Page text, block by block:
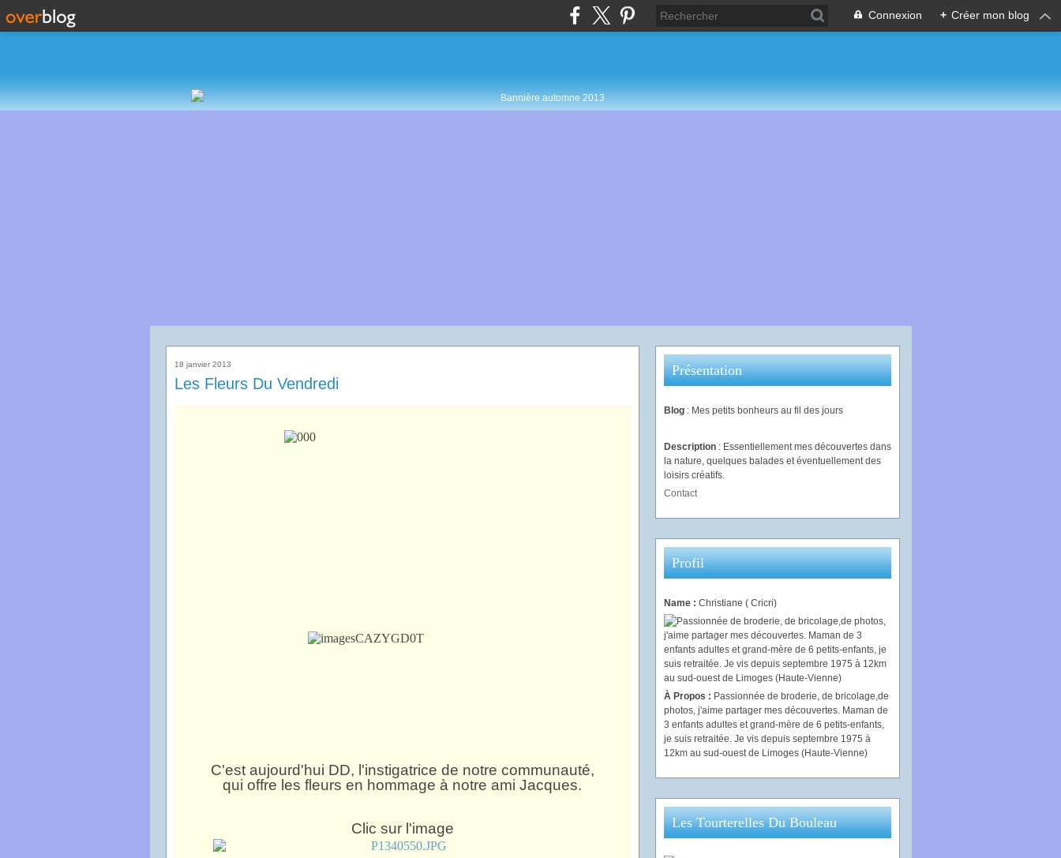
Connexion + Créer mon blog
18 janvier 2013
Les Fleurs Du Vendredi
C'est aujourd'hui DD, l'instigatrice de notre communauté,
qui offre les fleurs en hommage à notre ami Jacques.
Clic sur l'image
Présentation
Blog : Mes petits bonheurs au fil des jours
Description : Essentiellement mes découvertes dans
la nature, quelques balades et éventuellement des
loisirs créatifs.
Contact
Profil
Name : Christiane ( Cricri)
À Propos : Passionnée de broderie, de bricolage,de
photos, j'aime partager mes découvertes. Maman de
3 enfants adultes et grand-mère de 6 petits-enfants,
je suis retraitée. Je vis depuis septembre 1975 à
12km au sud-ouest de Limoges (Haute-Vienne)
Les Tourterelles Du Bouleau